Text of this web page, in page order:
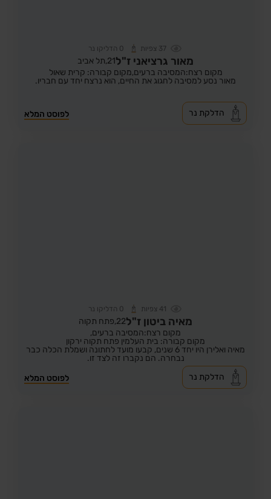
37 צפיות 0 הדליקו נר
מאור גרציאני ז"ל21, תל אביב
מקום רצח:המסיבה ברעים,מקום קבורה: קרית שאול
מאור נסע למסיבה לחגוג את החיים, הוא נרצח יחד עם חבריו.
לפוסט המלא הדלקת נר
41 צפיות 0 הדליקו נר
מאיה ביטון ז"ל22, פתח תקוה
מקום רצח:המסיבה ברעים,
מקום קבורה: בית העלמין פתח תקוה ירקון
מאיה ואלירן היו יחד 6 שנים, קבעו מועד לחתונה ושמלת הכלה כבר
נבחרה. הם נקברו זה לצד זו.
לפוסט המלא
הדלקת נר